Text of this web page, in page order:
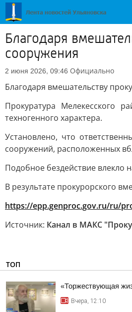
Благодаря
сооружения
2 июня 2026, 09:46 Официально
Благодаря вмешательству
Прокуратура Мелекесского
техногенного характера.
Установлено, что
сооружений, расположенных
Подобное бездействие влекло
В результате прокурорского
https://epp.genproc.gov.ru/ru/
Источник: Канал в МАКС
ТОП
«Торжествующая
Вчера, 12:10